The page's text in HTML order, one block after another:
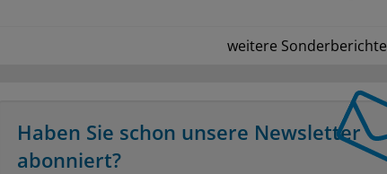
weitere Sonderberichte
Haben Sie schon unsere Newsletter
abonniert?